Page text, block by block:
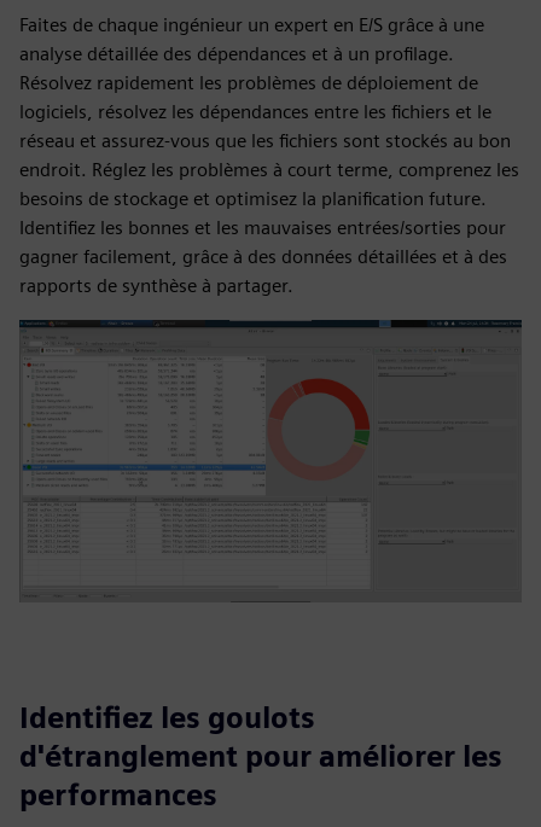
Faites de chaque ingénieur un expert en E/S grâce à une
analyse détaillée des dépendances et à un profilage.
Résolvez rapidement les problèmes de déploiement de
logiciels, résolvez les dépendances entre les fichiers et le
réseau et assurez-vous que les fichiers sont stockés au bon
endroit. Réglez les problèmes à court terme, comprenez les
besoins de stockage et optimisez la planification future.
Identifiez les bonnes et les mauvaises entrées/sorties pour
gagner facilement, grâce à des données détaillées et à des
rapports de synthèse à partager.
Identifiez les goulots
d'étranglement pour améliorer les
performances